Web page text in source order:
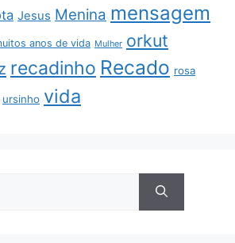
Jesus Menina mensagem
anos de vida Mulher orkut
recadinho Recado rosa
ursinho vida